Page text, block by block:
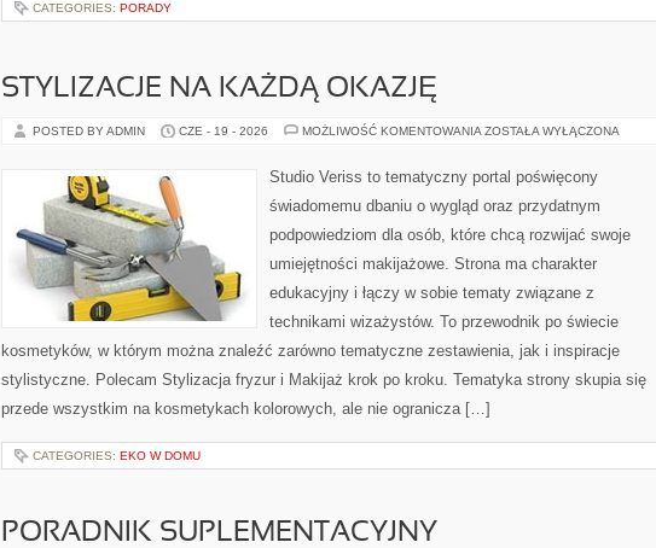
CATEGORIES: PORADY
STYLIZACJE NA KAŻDĄ OKAZJĘ
POSTED BY ADMIN CZE - 19 - 2026 MOŻLIWOŚĆ KOMENTOWANIA STYLIZACJE
OKAZJĘ
ZOSTAŁA WYŁĄCZONA
Studio Veriss to tematyczny portal poświęcony
świadomemu dbaniu o wygląd oraz przydatnym
podpowiedziom dla osób, które chcą rozwijać swoje
umiejętności makijażowe. Strona ma charakter
edukacyjny i łączy w sobie tematy związane z
technikami wizażystów. To przewodnik po świecie
kosmetyków, w którym można znaleźć zarówno tematyczne zestawienia, jak i inspiracje
stylistyczne. Polecam Stylizacja fryzur i Makijaż krok po kroku. Tematyka strony skupia się
przede wszystkim na kosmetykach kolorowych, ale nie ogranicza […]
CATEGORIES: EKO W DOMU
PORADNIK SUPLEMENTACYJNY